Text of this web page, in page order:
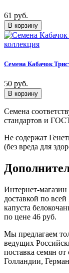
61 руб.
Семена Кабачок
50 руб.
Семена
стандартов и
Не содержат
(без вреда для
Интернет-
доставкой по
капуста
по цене 46 руб.
Мы предлагаем
ведущих
поставка семян
Голландии,